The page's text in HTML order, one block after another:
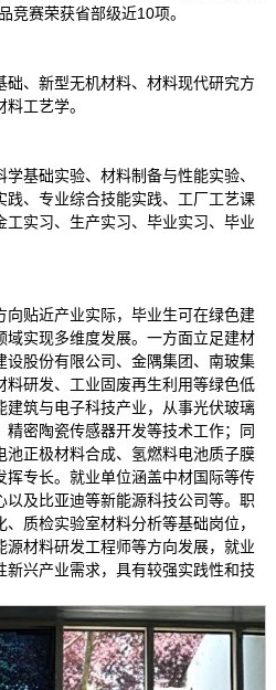
竞赛荣获省部级近10项。
础、新型无机材料、材料现代研究方
工艺学。
基础实验、材料制备与性能实验、
、专业综合技能实践、工厂工艺课
实习、生产实习、毕业实习、毕业
向贴近产业实际，毕业生可在绿色建
实现多维度发展。一方面立足建材
股份有限公司、金隅集团、南玻集
料研发、工业固废再生利用等绿色低
筑与电子科技产业，从事光伏玻璃
密陶瓷传感器开发等技术工作；同
池正极材料合成、氢燃料电池质子膜
专长。就业单位涵盖中材国际等传
及比亚迪等新能源科技公司等。职
质检实验室材料分析等基础岗位，
材料研发工程师等方向发展，就业
兴产业需求，具有较强实践性和技